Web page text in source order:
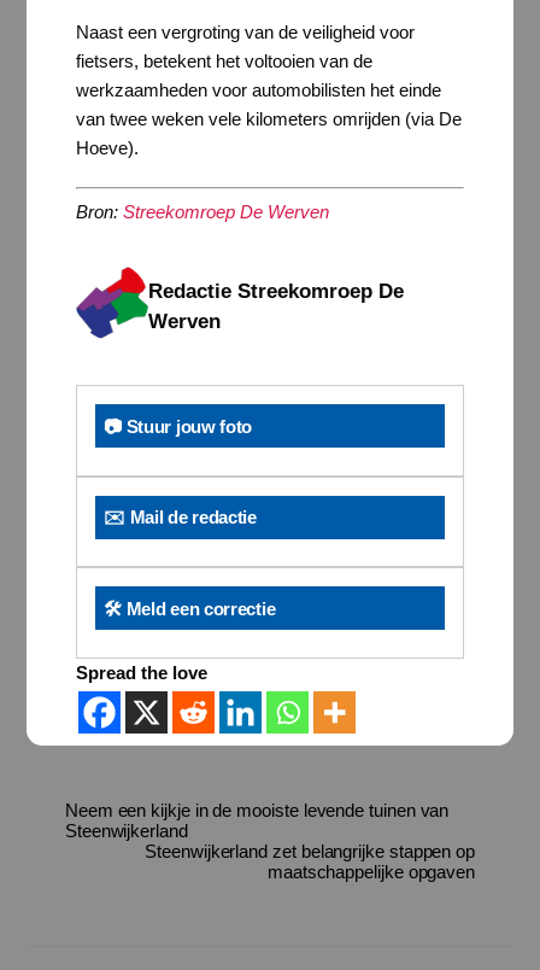
Naast een vergroting van de veiligheid voor
fietsers, betekent het voltooien van de
werkzaamheden voor automobilisten het einde
van twee weken vele kilometers omrijden (via De
Hoeve).
Bron: Streekomroep De Werven
Redactie Streekomroep De
Werven
📷 Stuur jouw foto
✉️ Mail de redactie
🛠️ Meld een correctie
Spread the love
Neem een kijkje in de mooiste levende tuinen van
Steenwijkerland
Steenwijkerland zet belangrijke stappen op
maatschappelijke opgaven